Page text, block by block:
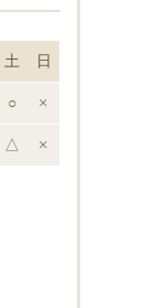
土 日
○ ×
△ ×